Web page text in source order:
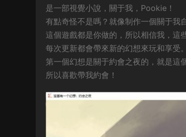
是一部視覺小說，關于我，Pookie！
有點奇怪不是嗎？就像制作一個關于我
這個遊戲都是你做的，所以相信我，這
每次更新都會帶來新的幻想來玩和享受。
第一個幻想是關于約會之夜的，就是這
所以喜歡帶我約會！